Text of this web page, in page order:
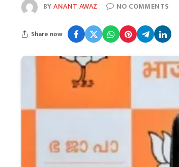
BYANANT AWAZ NO COMMENTS
Share now